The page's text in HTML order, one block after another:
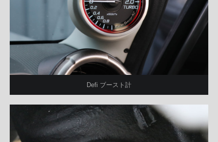
Defi ブースト計